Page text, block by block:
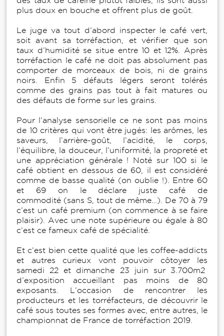
plus doux en bouche et offrent plus de goût.
Le juge va tout d’abord inspecter le café vert,
soit avant sa torréfaction, et vérifier que son
taux d’humidité se situe entre 10 et 12%. Après
torréfaction le café ne doit pas absolument pas
comporter de morceaux de bois, ni de grains
noirs. Enfin 5 défauts légers seront tolérés
comme des grains pas tout à fait matures ou
des défauts de forme sur les grains.
Pour l’analyse sensorielle ce ne sont pas moins
de 10 critères qui vont être jugés: les arômes, les
saveurs, l’arrière-goût, l’acidité, le corps,
l’équilibre, la douceur, l’uniformité, la propreté et
une appréciation générale ! Noté sur 100 si le
café obtient en dessous de 60, il est considéré
comme de basse qualité (on oublie !). Entre 60
et 69 on le déclare juste café de
commodité (sans S, tout de même…). De 70 à 79
c’est un café premium (on commence à se faire
plaisir). Avec une note supérieure ou égale à 80
c’est ce fameux café de spécialité.
Et c’est bien cette qualité que les coffee-addicts
et autres curieux vont pouvoir côtoyer les
samedi 22 et dimanche 23 juin sur 3.700m2
d’exposition accueillant pas moins de 80
exposants. L’occasion de rencontrer les
producteurs et les torréfacteurs, de découvrir le
café sous toutes ses formes avec, entre autres, le
championnat de France de torréfaction 2019.